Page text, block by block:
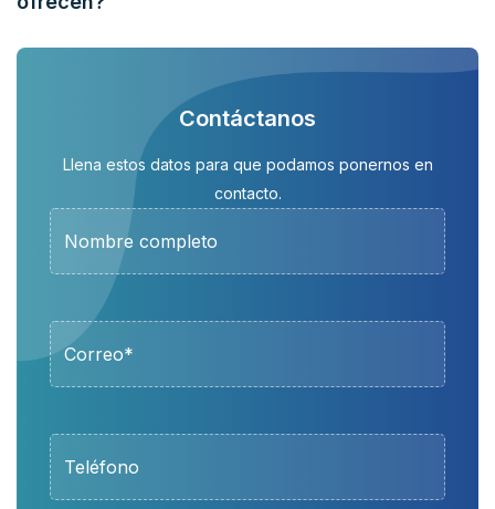
Contáctanos
Llena estos datos para que podamos ponernos en
contacto.